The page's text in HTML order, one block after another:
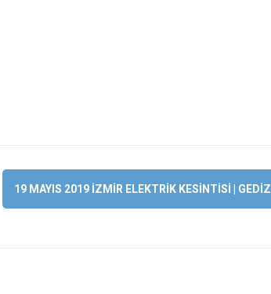
19 MAYIS 2019 İZMIR ELEKTRIK KESINTISI | GEDIZ